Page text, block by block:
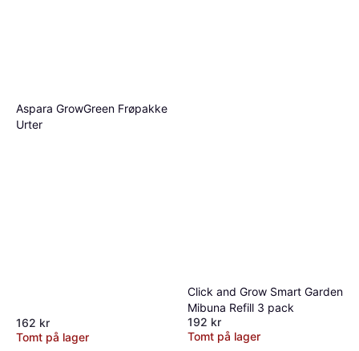
Aspara GrowGreen Frøpakke
Urter
162 kr
Tomt på lager
Click and Grow Smart Garden
Mibuna Refill 3 pack
192 kr
Tomt på lager